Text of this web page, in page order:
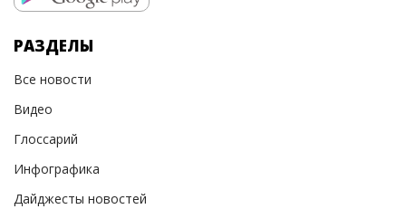
РАЗДЕЛЫ
Все новости
Видео
Глоссарий
Инфографика
Дайджесты новостей